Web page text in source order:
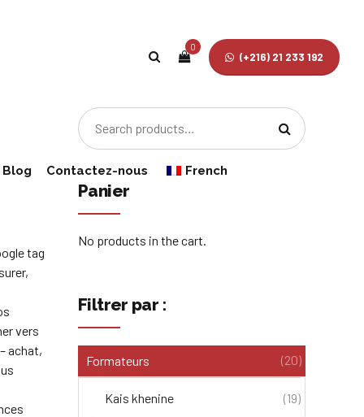
0
(+216) 21 233 192
Blog Contactez-nous French
English
tag
vers
achat,
Panier
No products in the cart.
Filtrer par :
Formateurs (20)
Kais khenine (19)